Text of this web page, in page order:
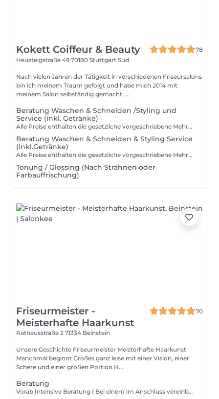
Kokett Coiffeur & Beauty
78
Heusteigstraße 49 70180 Stuttgart Süd
Nach vielen Jahren der Tätigkeit in verschiedenen Friseursalons
bin ich meinem Traum gefolgt und habe mich 2014 mit
meinem Salon selbständig gemacht. ...
Beratung Waschen & Schneiden /Styling und
Service (inkl. Getränke)
Alle Preise enthalten die gesetzliche vorgeschriebene Mehrwert­steuer und variieren je nach Zeit-, Materialaufwand und Dienstleistungs­kompetenz. Wenn Sie auf das föhnen verzichten möchten bleibt der Preis unverändert, selbst föhnen bieten wir nicht an .
Beratung Waschen & Schneiden & Styling Service
(inkl.Getränke)
Alle Preise enthalten die gesetzliche vorgeschriebene Mehrwert­steuer!
Tönung / Glossing (Nach Strähnen oder
Farbauffrischung)
Friseurmeister -
Meisterhafte Haarkunst
70
Rathausstraße 2 71334 Beinstein
Unsere Geschichte Friseurmeister Meisterhafte Haarkunst
Manchmal beginnt Großes ganz leise mit einer Vision, einer
Schere und einer großen Portion H...
Beratung
Vorab Intensive Beratung ( Bei einem im Anschluss vereinbarten Termin werden die Kosten Verrechnet) Diese Dienstleistung ist nur dann notwendig, wenn eine intensive Beratung gewünscht wird. Eine Standardberatung mit knapp 5 Minuten ist immer einkalkuliert.